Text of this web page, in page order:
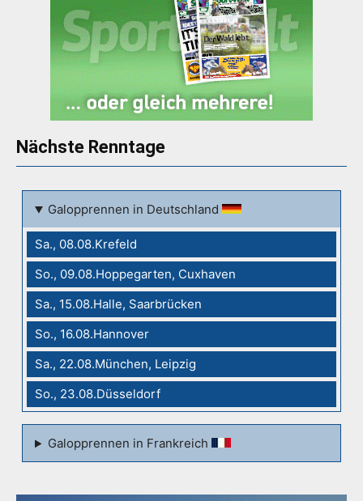
Nächste Renntage
Galopprennen in Deutschland
Sa., 08.08.Krefeld
So., 09.08.Hoppegarten, Cuxhaven
Sa., 15.08.Halle, Saarbrücken
So., 16.08.Hannover
Sa., 22.08.München, Leipzig
So., 23.08.Düsseldorf
Galopprennen in Frankreich